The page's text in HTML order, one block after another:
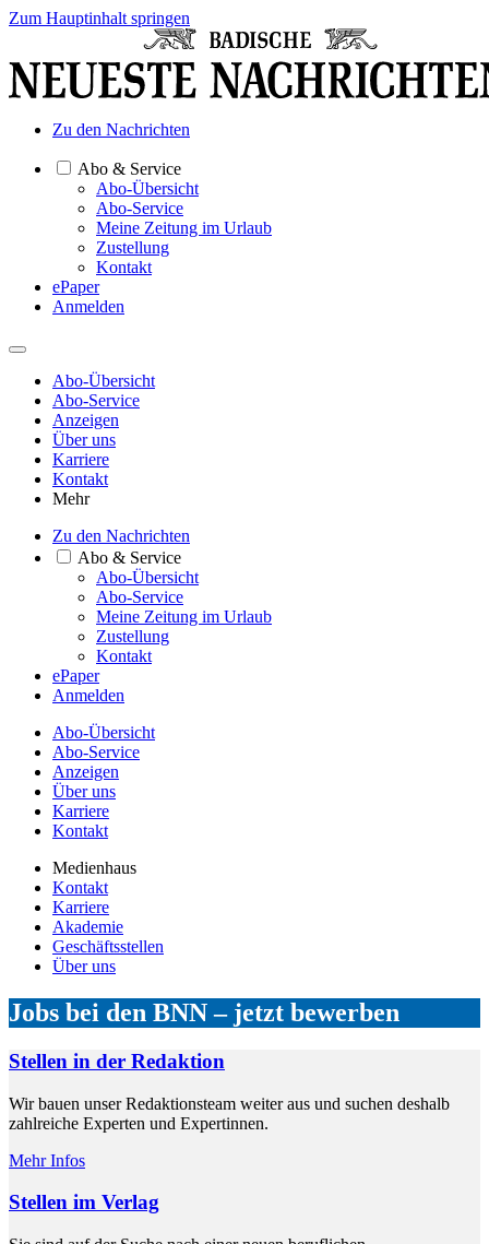
Zum Hauptinhalt springen
Zu den Nachrichten
Abo & Service
Abo-Übersicht
Abo-Service
Meine Zeitung im Urlaub
Zustellung
Kontakt
ePaper
Anmelden
Abo-Übersicht
Abo-Service
Anzeigen
Über uns
Karriere
Kontakt
Mehr
Zu den Nachrichten
Abo & Service
Abo-Übersicht
Abo-Service
Meine Zeitung im Urlaub
Zustellung
Kontakt
ePaper
Anmelden
Abo-Übersicht
Abo-Service
Anzeigen
Über uns
Karriere
Kontakt
Medienhaus
Kontakt
Karriere
Akademie
Geschäftsstellen
Über uns
Jobs bei den BNN – jetzt bewerben
Stellen in der Redaktion
Wir bauen unser Redaktionsteam weiter aus und suchen deshalb
zahlreiche Experten und Expertinnen.
Mehr Infos
Stellen im Verlag